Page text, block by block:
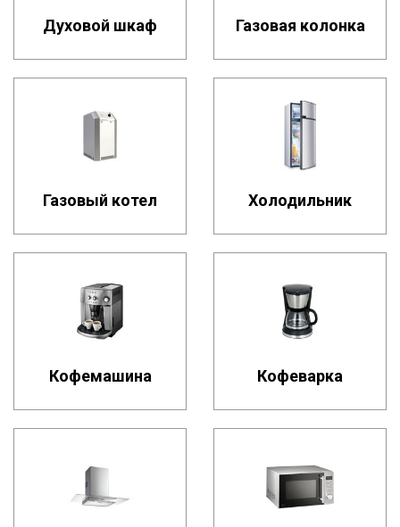
Духовой шкаф Газовая колонка
Газовый котел Холодильник
Кофемашина Кофеварка